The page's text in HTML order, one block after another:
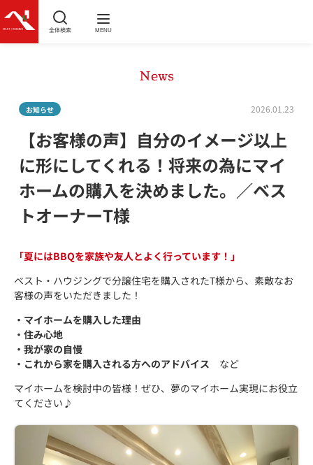
全体検索 MENU
News
お知らせ 2026.01.23
【お客様の声】自分のイメージ以上
に形にしてくれる！将来の為にマイ
ホームの購入を決めました。／ベス
トオーナーT様
「夏にはBBQを家族や友人とよく行っています！」
ベスト・ハウジングで分譲住宅を購入されたT様から、素敵なお
客様の声をいただきました！
・マイホームを購入した理由
・住み心地
・我が家の自慢
・これから家を購入される方へのアドバイス など
マイホームを検討中の皆様！ぜひ、夢のマイホーム実現にお役立
てください♪